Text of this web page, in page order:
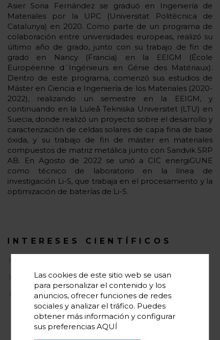
Asier Soria Fernández se graduó en Ingeniería de
Materiales por la UPC (Universitat Politècnica de
Catalunya) en 2020. Como parte de un programa de
colaboración entre universidades europeas, realizó su
último año de grado, junto con su trabajo de fin de
grado en Nancy (Francia) en la EEIGM (École
Européenne d´Ingénieurs en Génie des Matériaux).
Dentro de este programa, comenzó sus estudios de
Máster en Ciencia e Ingeniería de los Materiales (2020-
2022), realizando un semestre en la EEIGM, y
continuando en la Luleå Tekniska Universitet (LTU) en
Suecia, donde realizó un proyecto sobre el desarrollo y
caracterización de celdas solares de capa fina de base
óxida, y su trabajo de fin de máster en materiales
compuestos de matriz metálica junto con Sandvik SRP
AB. En Agosto de 2022 se unió a CIC energiGUNE
como técnico de laboratorio en la línea de
investigación Li-S, que trabaja en el procesamiento y la
optimización de baterías de Li-S.
INTERESES CIENTÍFICOS
Ciencia de los materiales
Materiales para aplicaciones de producción y
almacenamiento energético
Las cookies de este sitio web se usan
para personalizar el contenido y los
anuncios, ofrecer funciones de redes
sociales y analizar el tráfico. Puedes
obtener más información y configurar
sus preferenciasAQUÍ